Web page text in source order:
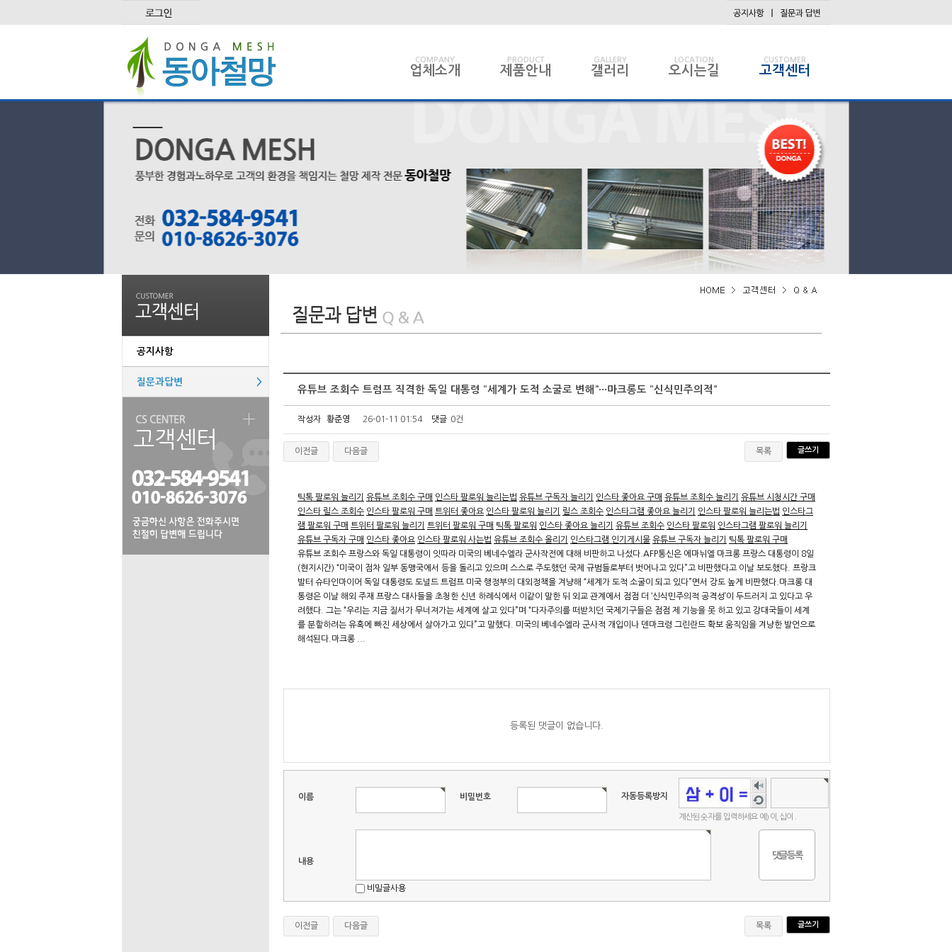
COMPANY
업체소개
PRODUCT
제품안내
GALLERY
갤러리
LOCATION
오시는길
CUSTOMER
고객센터
공지사항
질문과답변 >
유튜브 조회수 트럼프 직격한 독일 대통령 “세계가 도적 소굴로 변해”···마크롱도 “신식민주의적”
작성자 황준영 26-01-11 01:54 댓글 0건
이전글 다음글 목록 글쓰기
틱톡 팔로워 늘리기 유튜브 조회수 구매 인스타 팔로워 늘리는법 유튜브 구독자 늘리기 인스타 좋아요 구매 유튜브 조회수 늘리기
유튜브 시청시간 구매
인스타 릴스 조회수 인스타 팔로워 구매 트위터 좋아요 인스타 팔로워 늘리기 릴스 조회수 인스타그램 좋아요 늘리기 인스타 팔로워 늘리는법 인스타그
램 팔로워 구매 트위터 팔로워 늘리기 트위터 팔로워 구매 틱톡 팔로워 인스타 좋아요 늘리기 유튜브 조회수 인스타 팔로워 인스타그램 팔로워 늘리기
유튜브 구독자 구매 인스타 좋아요 인스타 팔로워 사는법 유튜브 조회수 올리기 인스타그램 인기게시물 유튜브 구독자 늘리기
틱톡 팔로워 구매
유튜브 조회수 프랑스와 독일 대통령이 잇따라 미국의 베네수엘라 군사작전에 대해 비판하고 나섰다.AFP통신은 에마뉘엘 마크롱 프랑스 대통령이 8일
(현지시간) “미국이 점차 일부 동맹국에서 등을 돌리고 있으며 스스로 주도했던 국제 규범들로부터 벗어나고 있다”고 비판했다고 이날 보도했다. 프랑크
발터 슈타인마이어 독일 대통령도 도널드 트럼프 미국 행정부의 대외정책을 겨냥해 “세계가 도적 소굴이 되고 있다”면서 강도 높게 비판했다.마크롱 대
통령은 이날 해외 주재 프랑스 대사들을 초청한 신년 하례식에서 이같이 말한 뒤 외교 관계에서 점점 더 ‘신식민주의적 공격성’이 두드러지 고 있다고 우
려했다. 그는 “우리는 지금 질서가 무너져가는 세계에 살고 있다”며 “다자주의를 떠받치던 국제기구들은 점점 제 기능을 못 하고 있고 강대국들이 세계
를 분할하려는 유혹에 빠진 세상에서 살아가고 있다”고 말했다. 미국의 베네수엘라 군사적 개입이나 덴마크령 그린란드 확보 움직임을 겨냥한 발언으로
해석된다.마크롱 ...
등록된 댓글이 없습니다.
이름 비밀번호 자동등록방지
숫자
음성
듣기
새로
고침
계산된 숫자를 입력하세요 예) 이, 십이 .
내용
비밀글사용
이전글 다음글 목록 글쓰기